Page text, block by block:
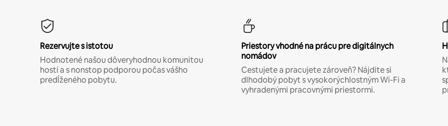
Rezervujte s istotou
Hodnotené našou dôveryhodnou komunitou
hostí a s nonstop podporou počas vášho
predĺženého pobytu.
Priestory vhodné na prácu pre digitálnych
nomádov
Cestujete a pracujete zároveň? Nájdite si
dlhodobý pobyt s vysokorýchlostným Wi-Fi a
vyhradenými pracovnými priestormi.